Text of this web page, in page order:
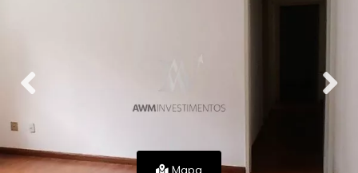
Mapa